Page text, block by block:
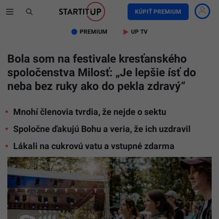
KÚPIŤ PREMIUM
PREMIUM UP TV
Bola som na festivale kresťanského
spoločenstva Milosť: „Je lepšie ísť do
neba bez ruky ako do pekla zdravý“
Mnohí členovia tvrdia, že nejde o sektu
Spoločne ďakujú Bohu a veria, že ich uzdravil
Lákali na cukrovú vatu a vstupné zdarma